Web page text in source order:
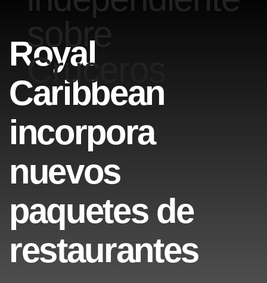
Royal
Caribbean
incorpora
nuevos
paquetes de
restaurantes